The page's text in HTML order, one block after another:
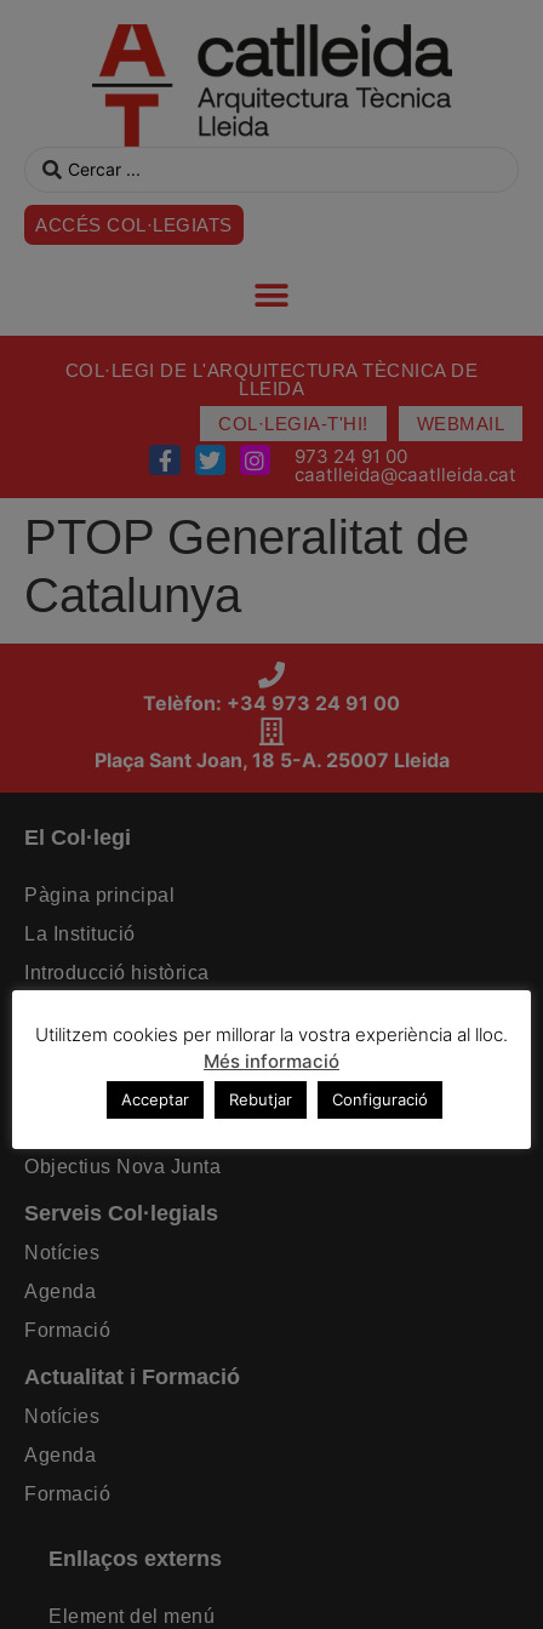
ACCÉS COL·LEGIATS
COL·LEGI DE L'ARQUITECTURA TÈCNICA DE
LLEIDA
COL·LEGIA-T'HI!
WEBMAIL
973 24 91 00
caatlleida@caatlleida.cat
PTOP Generalitat de
Catalunya
Telèfon: +34 973 24 91 00
Plaça Sant Joan, 18 5-A. 25007 Lleida
El Col·legi
Pàgina principal
La Institució
Introducció històrica
Organització col·legial
Formació requerida
Objectius Nova Junta
Serveis Col·legials
Notícies
Agenda
Formació
Actualitat i Formació
Notícies
Agenda
Formació
Enllaços externs
Element del menú
Utilitzem cookies per millorar la vostra experiència al lloc.
Més informació
Acceptar Rebutjar Configuració